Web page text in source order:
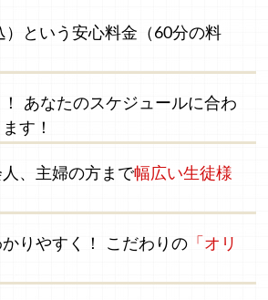
という安心料金 （60分の料
！ あなたのスケジュールに合わ
す！
、主婦の方まで幅広い生徒様
りやすく！ こだわりの 「オリ